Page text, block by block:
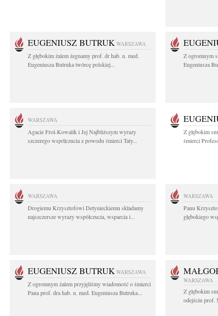
EUGENIUSZ BUTRUK WARSZAWA
Z głębokim żalem żegnamy prof. dr hab. n. med.
Eugeniusza Butruka twórcę polskiej...
Z ogromnym
Eugeniusza
WARSZAWA
Agacie Frol-Kowalik i Jej Najbliższym wyrazy
szczerego współczucia z powodu śmierci Taty...
Z głębokim
śmierci
WARSZAWA
Drogiemu Krzysztofowi Detynieckiemu składamy
najszczersze wyrazy współczucia, wsparcia i...
WARSZAWA
Panu
głębokiego
EUGENIUSZ BUTRUK WARSZAWA
Z ogromnym żalem przyjęliśmy wiadomość o śmierci
Pana prof. dra hab. n. med. Eugeniusza Butruka...
WARSZAWA
Z głębokim
odejściu prof.